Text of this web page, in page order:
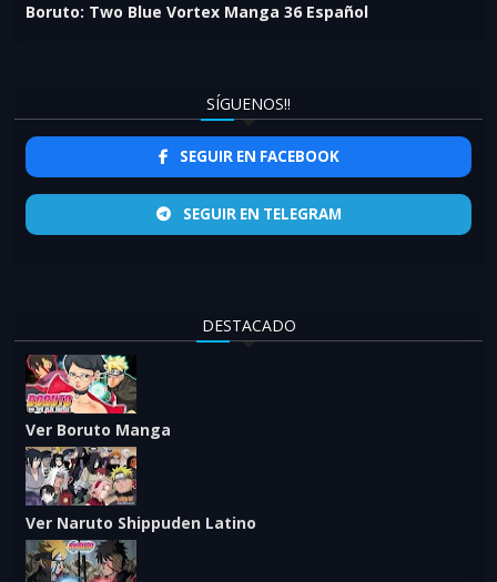
Boruto: Two Blue Vortex Manga 36 Español
SÍGUENOS!!
SEGUIR EN FACEBOOK
SEGUIR EN TELEGRAM
DESTACADO
Ver Boruto Manga
Ver Naruto Shippuden Latino